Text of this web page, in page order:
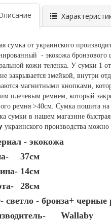
сумка от украинского
- экокожа бронзового
кожи теленка. У сумки 1
закрывается змейкой, внутри
магнитными кнопками,
плечевым ремнем, который
ремня >40см. Сумка пошита
сумки в нашем магазине
украинского производства
- экокожа
37см
14см
28см
светло - бронза+ черные
Wallaby